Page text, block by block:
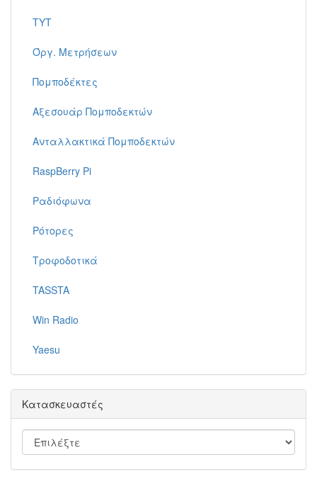
TYT
Όργ. Μετρήσεων
Πομποδέκτες
Αξεσουάρ Πομποδεκτών
Ανταλλακτικά Πομποδεκτών
RaspBerry Pi
Ραδιόφωνα
Ρότορες
Τροφοδοτικά
TASSTA
Win Radio
Yaesu
Κατασκευαστές